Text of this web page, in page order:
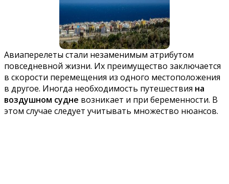
Авиаперелеты стали незаменимым атрибутом
повседневной жизни. Их преимущество заключается
в скорости перемещения из одного местоположения
в другое. Иногда необходимость путешествия на
воздушном судне возникает и при беременности. В
этом случае следует учитывать множество нюансов.